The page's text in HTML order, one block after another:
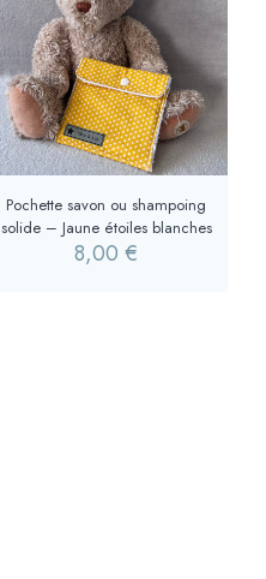
Pochette savon ou shampoing
solide – Jaune étoiles blanches
8,00€